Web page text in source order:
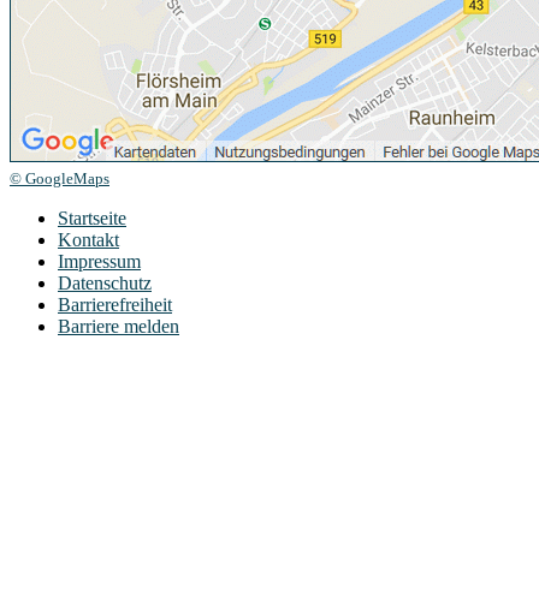
© GoogleMaps
Startseite
Kontakt
Impressum
Datenschutz
Barrierefreiheit
Barriere melden